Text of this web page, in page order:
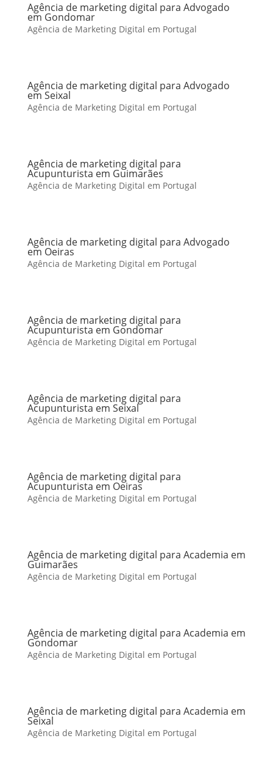
Agência de marketing digital para Advogado
em Gondomar
Agência de Marketing Digital em Portugal
Agência de marketing digital para Advogado
em Seixal
Agência de Marketing Digital em Portugal
Agência de marketing digital para
Acupunturista em Guimarães
Agência de Marketing Digital em Portugal
Agência de marketing digital para Advogado
em Oeiras
Agência de Marketing Digital em Portugal
Agência de marketing digital para
Acupunturista em Gondomar
Agência de Marketing Digital em Portugal
Agência de marketing digital para
Acupunturista em Seixal
Agência de Marketing Digital em Portugal
Agência de marketing digital para
Acupunturista em Oeiras
Agência de Marketing Digital em Portugal
Agência de marketing digital para Academia em
Guimarães
Agência de Marketing Digital em Portugal
Agência de marketing digital para Academia em
Gondomar
Agência de Marketing Digital em Portugal
Agência de marketing digital para Academia em
Seixal
Agência de Marketing Digital em Portugal